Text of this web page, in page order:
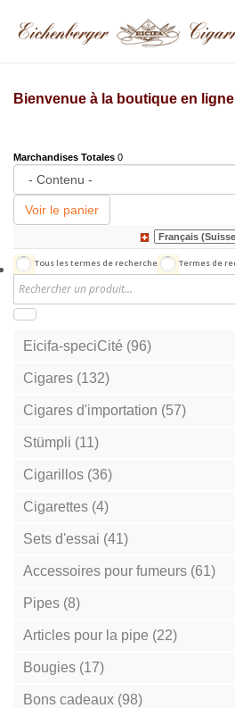
Bienvenue à la boutique en
Marchandises Totales 0
Voir le panier
Tous les termes de recherche Termes de
Eicifa-speciCité (96)
Cigares (132)
Cigares d'importation (57)
Stümpli (11)
Cigarillos (36)
Cigarettes (4)
Sets d'essai (41)
Accessoires pour fumeurs (61)
Pipes (8)
Articles pour la pipe (22)
Bougies (17)
Bons cadeaux (98)